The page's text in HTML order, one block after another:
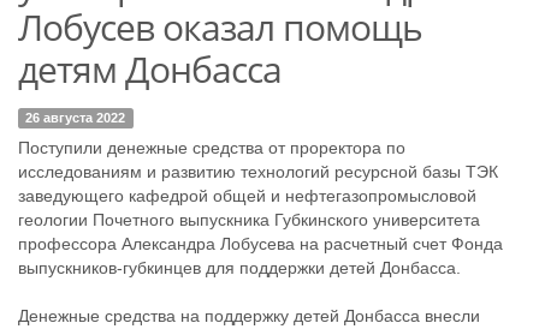
Лобусев оказал помощь
детям Донбасса
26 августа 2022
Поступили денежные средства от проректора по
исследованиям и развитию технологий ресурсной базы ТЭК
заведующего кафедрой общей и нефтегазопромысловой
геологии Почетного выпускника Губкинского университета
профессора Александра Лобусева на расчетный счет Фонда
выпускников-губкинцев для поддержки детей Донбасса.
Денежные средства на поддержку детей Донбасса внесли